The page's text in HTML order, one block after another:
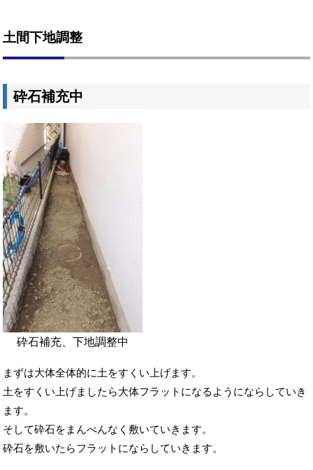
土間下地調整
砕石補充中
砕石補充、下地調整中
まずは大体全体的に土をすくい上げます。
土をすくい上げましたら大体フラットになるようにならしていき
ます。
そして砕石をまんべんなく敷いていきます。
砕石を敷いたらフラットにならしていきます。